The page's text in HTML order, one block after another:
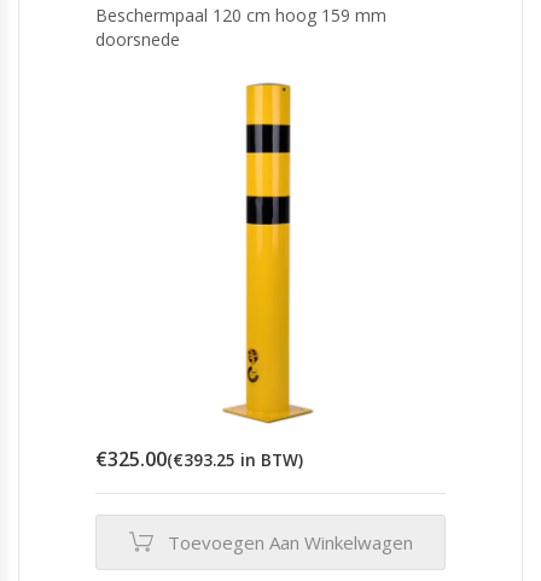
Beschermpaal 120 cm hoog 159 mm
doorsnede
€325.00(€393.25 in BTW)
Toevoegen Aan Winkelwagen